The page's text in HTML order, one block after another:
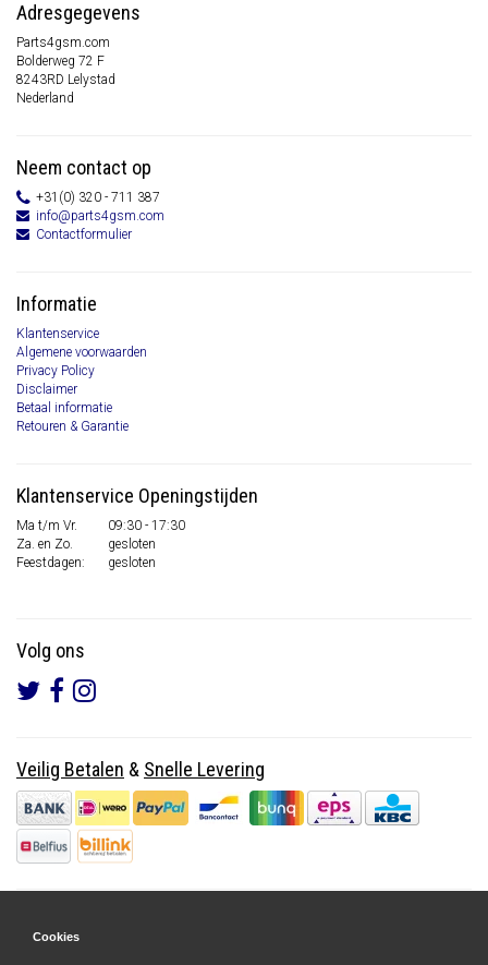
Adresgegevens
Parts4gsm.com
Bolderweg 72 F
8243RD Lelystad
Nederland
Neem contact op
+31(0) 320 - 711 387
info@parts4gsm.com
Contactformulier
Informatie
Klantenservice
Algemene voorwaarden
Privacy Policy
Disclaimer
Betaal informatie
Retouren & Garantie
Klantenservice Openingstijden
Ma t/m Vr.
09:30 - 17:30
Za. en Zo.
gesloten
Feestdagen:
gesloten
Volg ons
Veilig Betalen & Snelle Levering
Cookies